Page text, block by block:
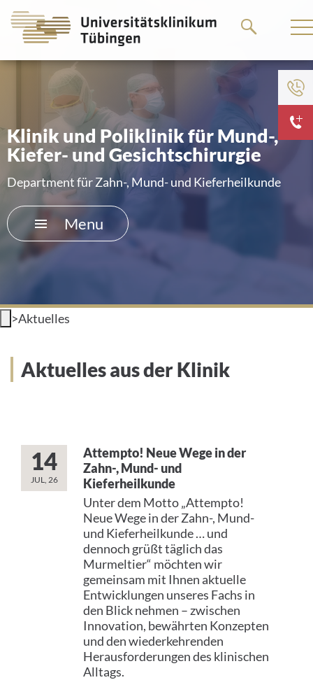
main
Klinik und Poliklinik für Mund-,
Kiefer- und Gesichtschirurgie
Department für Zahn-, Mund- und Kieferheilkunde
Menu
To institution menu
THE HOSPITAL
PATIENTS &AMP; VISITORS
FACULTY OF MEDICINE
CAREER
PRESS
THE HOSPITAL
PATIENTS &AMP; VISITORS
FACULTY OF MEDICINE
INTERNATIONAL PATIENTS
>Aktuelles
Aktuelles aus der Klinik
14
JUL, 26
Attempto! Neue Wege in der
Zahn-, Mund- und
Kieferheilkunde
Unter dem Motto „Attempto!
Neue Wege in der Zahn-, Mund-
und Kieferheilkunde … und
dennoch grüßt täglich das
Murmeltier“ möchten wir
gemeinsam mit Ihnen aktuelle
Entwicklungen unseres Fachs in
den Blick nehmen – zwischen
Innovation, bewährten Konzepten
und den wiederkehrenden
Herausforderungen des klinischen
Alltags.
main